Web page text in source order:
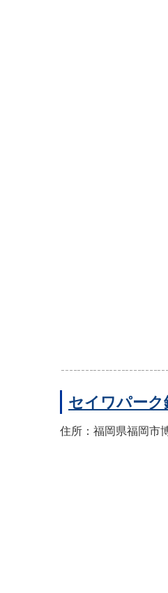
セイワパーク
住所：福岡県福岡市